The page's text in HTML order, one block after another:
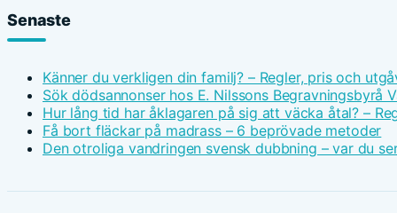
Senaste
Känner du verkligen din familj? – Regler, pris och
Sök dödsannonser hos E. Nilssons Begravningsbyrå
Hur lång tid har åklagaren på sig att väcka åtal? –
Få bort fläckar på madrass – 6 beprövade metoder
Den otroliga vandringen svensk dubbning – var du